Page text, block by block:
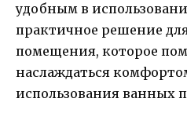
удобным в
практичное решение
помещения, которое
наслаждаться
использования ванных